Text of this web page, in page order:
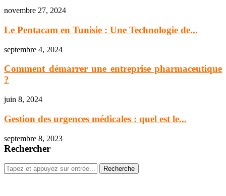
novembre 27, 2024
Le Pentacam en Tunisie : Une Technologie de...
septembre 4, 2024
Comment démarrer une entreprise pharmaceutique
?
juin 8, 2024
Gestion des urgences médicales : quel est le...
septembre 8, 2023
Rechercher